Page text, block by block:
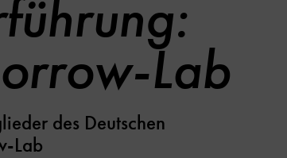
Lab
des Deutschen
Lab